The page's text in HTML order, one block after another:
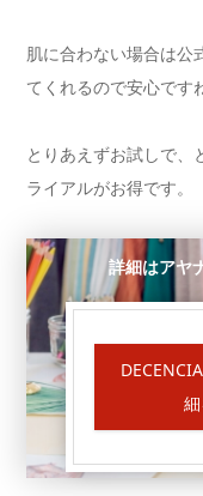
肌に合わない場合は公
てくれるので安心です
とりあえずお試しで、
ライアルがお得です。
詳細はアヤ